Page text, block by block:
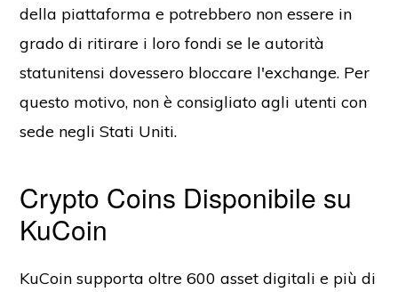
della piattaforma e potrebbero non essere in
grado di ritirare i loro fondi se le autorità
statunitensi dovessero bloccare l'exchange. Per
questo motivo, non è consigliato agli utenti con
sede negli Stati Uniti.
Crypto Coins Disponibile su
KuCoin
KuCoin supporta oltre 600 asset digitali e più di